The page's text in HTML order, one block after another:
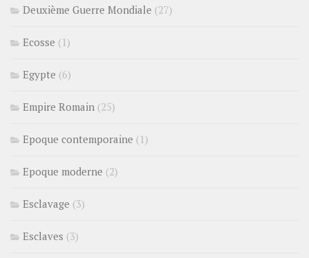
Deuxième Guerre Mondiale (27)
Ecosse (1)
Egypte (6)
Empire Romain (25)
Epoque contemporaine (1)
Epoque moderne (2)
Esclavage (3)
Esclaves (3)